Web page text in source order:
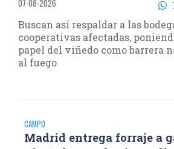
07-08-2026
Buscan así respaldar a las
cooperativas afectadas,
papel del viñedo como barrera
al fuego
CAMPO
Madrid entrega forraje a